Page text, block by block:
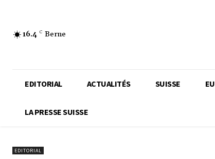
16.4 C Berne
EDITORIAL ACTUALITÉS SUISSE
LA PRESSE SUISSE
EDITORIAL